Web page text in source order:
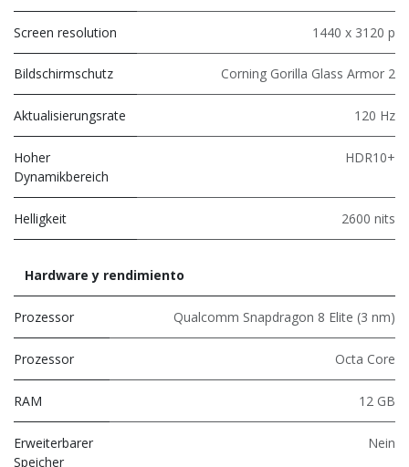
Screen resolution 1440 x 3120 p
Bildschirmschutz Corning Gorilla Glass Armor 2
Aktualisierungsrate 120 Hz
Hoher
Dynamikbereich
HDR10+
Helligkeit 2600 nits
Hardware y rendimiento
Prozessor Qualcomm Snapdragon 8 Elite (3 nm)
Prozessor Octa Core
RAM 12 GB
Erweiterbarer
Speicher
Nein